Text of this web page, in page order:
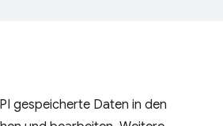
gespeicherte Daten in den